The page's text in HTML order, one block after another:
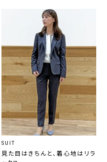
SUIT
見た目はきちんと、着心地はリラ